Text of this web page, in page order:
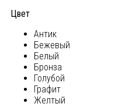
Цвет
Антик
Бежевый
Белый
Бронза
Голубой
Графит
Желтый